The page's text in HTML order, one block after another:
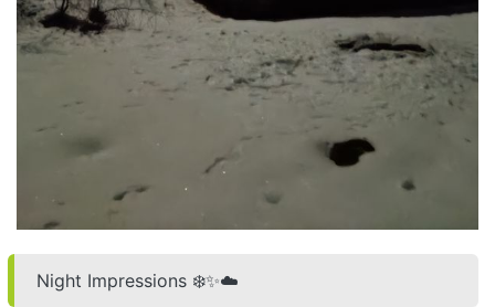
Night Impressions ❄️✨☁️